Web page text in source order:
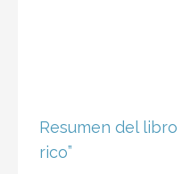
Resumen del libro
rico”